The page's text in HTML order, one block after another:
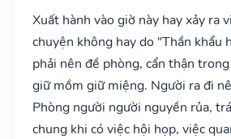
Xuất hành vào giờ này hay xảy ra
chuyện không hay do "Thần khẩu
phải nên đề phòng, cẩn thận
giữ mồm giữ miệng. Người ra đi
Phòng người người nguyền rủa,
chung khi có việc hội họp, việc